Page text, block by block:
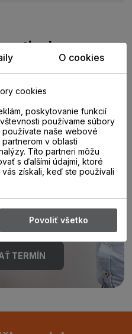
sa s
u nás na
TERMÍN
O cookies
cookies
poskytovanie funkcií
používame súbory
naše webové
v oblasti
Títo partneri môžu
s ďalšími údajmi, ktoré
získali, keď ste používali
Povoliť všetko